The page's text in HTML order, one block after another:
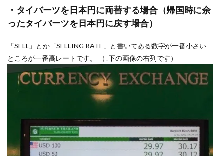
・タイバーツを日本円に両替する場合（帰国時に余
ったタイバーツを日本円に戻す場合）
「SELL」とか「SELLING RATE」と書いてある数字が一番小さい
ところが一番高レートです。 （↓下の画像の右列です）